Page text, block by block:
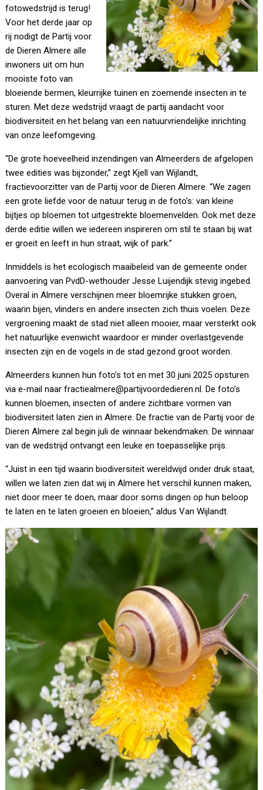
fotowedstrijd is terug!
Voor het derde jaar op
rij nodigt de Partij voor
de Dieren Almere alle
inwoners uit om hun
mooiste foto van
bloeiende bermen, kleurrijke tuinen en zoemende insecten in te
sturen. Met deze wedstrijd vraagt de partij aandacht voor
biodiversiteit en het belang van een natuurvriendelijke inrichting
van onze leefomgeving.
“De grote hoeveelheid inzendingen van Almeerders de afgelopen
twee edities was bijzonder,” zegt Kjell van Wijlandt,
fractievoorzitter van de Partij voor de Dieren Almere. “We zagen
een grote liefde voor de natuur terug in de foto’s: van kleine
bijtjes op bloemen tot uitgestrekte bloemenvelden. Ook met deze
derde editie willen we iedereen inspireren om stil te staan bij wat
er groeit en leeft in hun straat, wijk of park.”
Inmiddels is het ecologisch maaibeleid van de gemeente onder
aanvoering van PvdD-wethouder Jesse Luijendijk stevig ingebed.
Overal in Almere verschijnen meer bloemrijke stukken groen,
waarin bijen, vlinders en andere insecten zich thuis voelen. Deze
vergroening maakt de stad niet alleen mooier, maar versterkt ook
het natuurlijke evenwicht waardoor er minder overlastgevende
insecten zijn en de vogels in de stad gezond groot worden.
Almeerders kunnen hun foto’s tot en met 30 juni 2025 opsturen
via e-mail naar fractiealmere@partijvoordedieren.nl. De foto’s
kunnen bloemen, insecten of andere zichtbare vormen van
biodiversiteit laten zien in Almere. De fractie van de Partij voor de
Dieren Almere zal begin juli de winnaar bekendmaken. De winnaar
van de wedstrijd ontvangt een leuke en toepasselijke prijs.
“Juist in een tijd waarin biodiversiteit wereldwijd onder druk staat,
willen we laten zien dat wij in Almere het verschil kunnen maken,
niet door meer te doen, maar door soms dingen op hun beloop
te laten en te laten groeien en bloeien,” aldus Van Wijlandt.